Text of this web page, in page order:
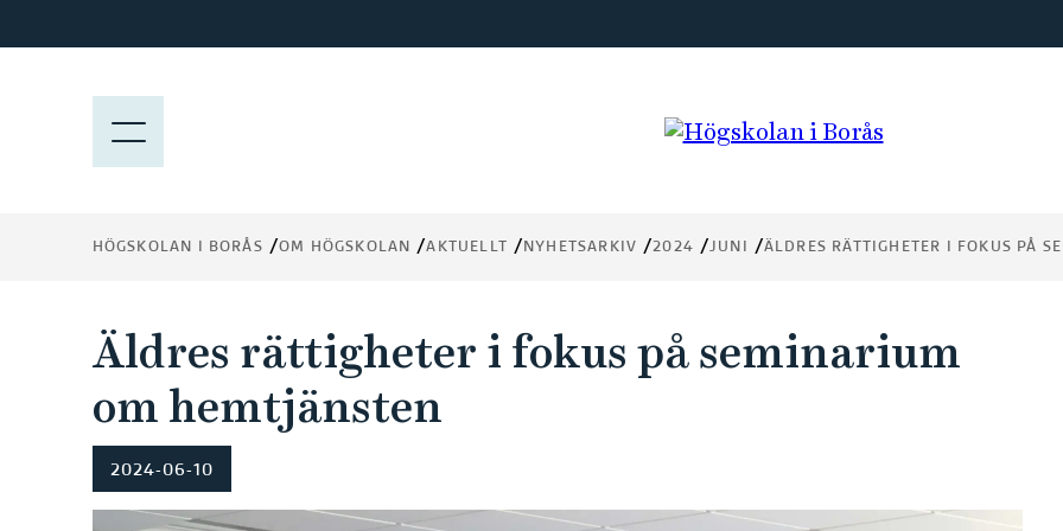
o
N
HÖGSKOLAN I BORÅS OM HÖGSKOLAN AKTUELLT NYHETSARKIV 2024 JUNI ÄLDRES RÄTTIGHETER I FOKUS PÅ
Äldres rättigheter i fokus på seminarium
om hemtjänsten
2024-06-10